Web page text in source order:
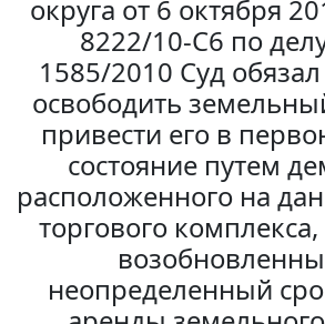
округа от 6 октября
8222/10-С6 по
1585/2010 Суд
освободить
привести его в
состояние путем
расположенного на
торгового
неопределенный